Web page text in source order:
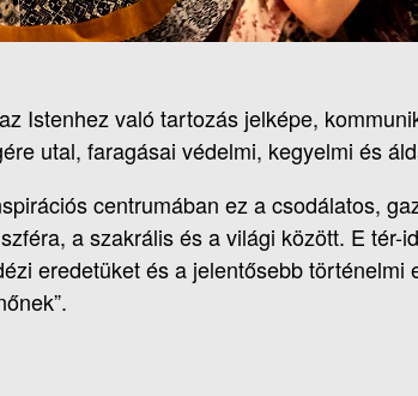
Istenhez való tartozás jelképe,
utal, faragásai védelmi, kegyelmi és
centrumában ez a csodálatos,
a szakrális és a világi között. E
eredetüket és a jelentősebb